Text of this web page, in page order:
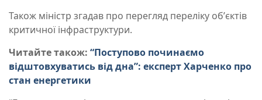
Також міністр згадав про перегляд переліку обʼєктів
критичної інфраструктури.
Читайте також: “Поступово починаємо
відштовхуватись від дна”: експерт Харченко про
стан енергетики